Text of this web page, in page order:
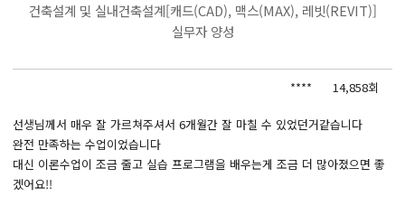
건축설계 및 실내건축설계[캐드(CAD), 맥스(MAX), 레빗(REVIT)]
실무자 양성
**** 14,858회
선생님께서 매우 잘 가르쳐주셔서 6개월간 잘 마칠 수 있었던거같습니다
완전 만족하는 수업이었습니다
대신 이론수업이 조금 줄고 실습 프로그램을 배우는게 조금 더 많아졌으면 좋
겠어요!!
국비지원 무료교육
BIM 건축설계 및 실내건축설계(캐드(CAD),맥스(MAX),레빗(REVIT))실무자 양성과정
React, Veu 프레임워크 기반 프론트엔드 개발 양성 지원
반응형/웹퍼블리셔/프론트엔드 웹개발자(웹디자인)